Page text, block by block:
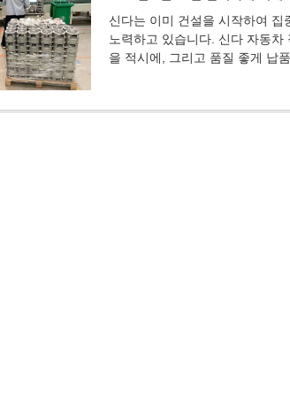
신다는 이미 건설을 시작하여
노력하고 있습니다. 신다 자동
을 적시에, 그리고 품질 좋게 납